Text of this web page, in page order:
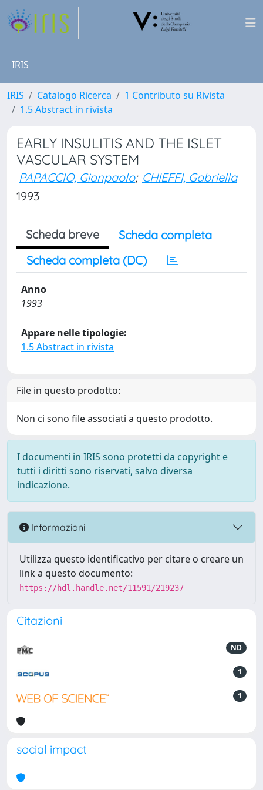
IRIS
IRIS Catalogo Ricerca
1 Contributo su Rivista
1.5 Abstract in rivista
EARLY INSULITIS AND THE ISLET
VASCULAR SYSTEM
PAPACCIO, Gianpaolo; CHIEFFI, Gabriella
1993
Scheda breve
Scheda completa
Scheda completa (DC)
Anno
1993
Appare nelle tipologie:
1.5 Abstract in rivista
File in questo prodotto:
Non ci sono file associati a questo prodotto.
I documenti in IRIS sono protetti da copyright e
tutti i diritti sono riservati, salvo diversa
indicazione.
Informazioni
Utilizza questo identificativo per citare o creare un
link a questo documento:
https://hdl.handle.net/11591/219237
Citazioni
ND
1
1
social impact